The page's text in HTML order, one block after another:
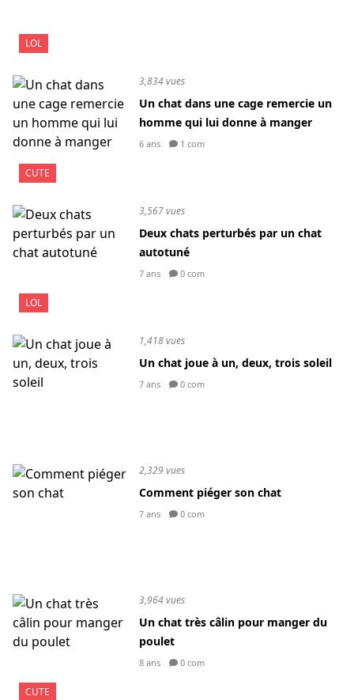
LOL
CUTE
3,834 vues
Un chat dans une cage remercie un
homme qui lui donne à manger
6 ans 1 com
LOL
3,567 vues
Deux chats perturbés par un chat
autotuné
7 ans 0 com
1,418 vues
Un chat joue à un, deux, trois soleil
7 ans 0 com
2,329 vues
Comment piéger son chat
7 ans 0 com
CUTE
3,964 vues
Un chat très câlin pour manger du
poulet
8 ans 0 com